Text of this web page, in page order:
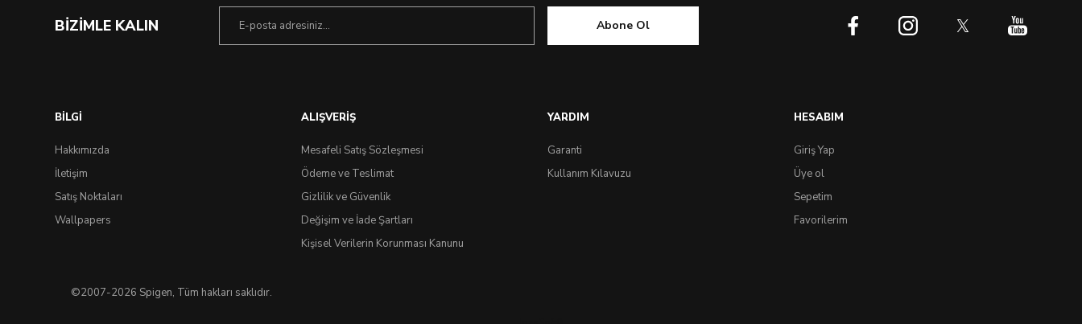
BİZİMLE KALIN Abone Ol
BİLGİ
Hakkımızda
İletişim
Satış Noktaları
Wallpapers
ALIŞVERİŞ
Mesafeli Satış Sözleşmesi
Ödeme ve Teslimat
Gizlilik ve Güvenlik
Değişim ve İade Şartları
Kişisel Verilerin Korunması Kanunu
YARDIM
Garanti
Kullanım Kılavuzu
HESABIM
Giriş Yap
Üye ol
Sepetim
Favorilerim
©2007-2026 Spigen, Tüm hakları saklıdır.